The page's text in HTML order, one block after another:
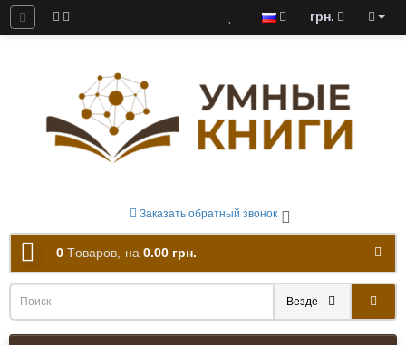
грн.
Заказать обратный звонок
0 Tоваров, на 0.00 грн.
Везде